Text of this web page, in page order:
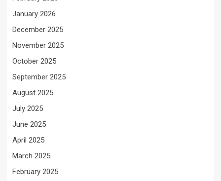
January 2026
December 2025
November 2025
October 2025
September 2025
August 2025
July 2025
June 2025
April 2025
March 2025
February 2025